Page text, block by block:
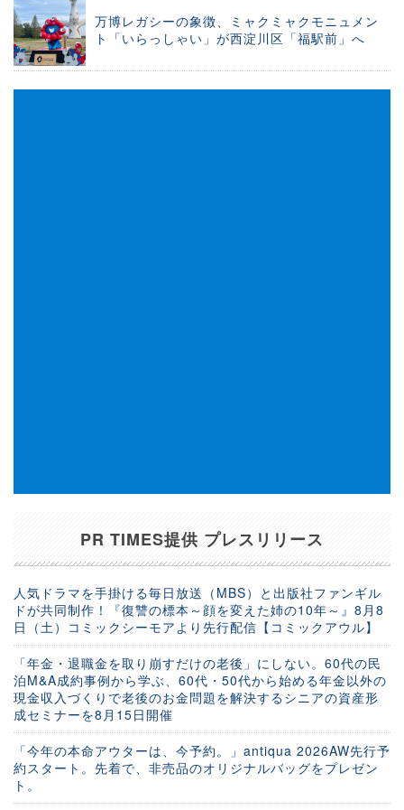
万博レガシーの象徴、ミャクミャクモニュメン
ト「いらっしゃい」が西淀川区「福駅前」へ
PR TIMES提供 プレスリリース
人気ドラマを手掛ける毎日放送（MBS）と出版社ファンギル
ドが共同制作！『復讐の標本～顔を変えた姉の10年～』8月8
日（土）コミックシーモアより先行配信【コミックアウル】
「年金・退職金を取り崩すだけの老後」にしない。60代の民
泊M&A成約事例から学ぶ、60代・50代から始める年金以外の
現金収入づくりで老後のお金問題を解決するシニアの資産形
成セミナーを8月15日開催
「今年の本命アウターは、今予約。」antiqua 2026AW先行予
約スタート。先着で、非売品のオリジナルバッグをプレゼン
ト。